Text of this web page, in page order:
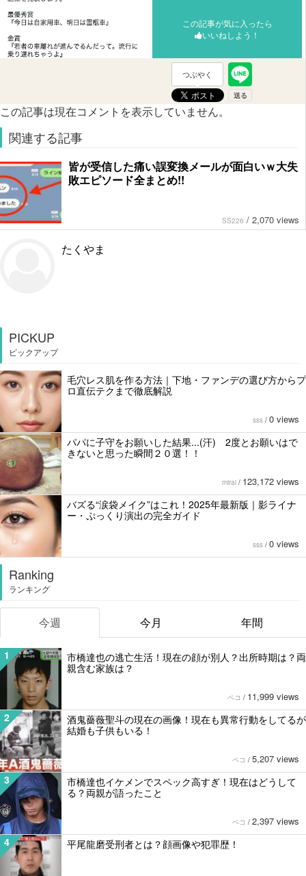
この記事が気に入ったら
いいねしよう！
つぶやく
この記事は現在コメントを表示していません。
関連する記事
皆が受信した痛い誤変換メールが面白いｗ大失
敗エピソード全まとめ!!
SS226 / 2,070 views
たくやま
PICKUP
ピックアップ
毛穴レス肌を作る方法｜下地・ファンデの選び方からプ
ロ直伝テクまで徹底解説
sss / 0 views
パパに子守をお願いした結果...(汗) 2度とお願いはで
きないと思った瞬間２０選！！
mirai / 123,172 views
バズる“涙袋メイク”はこれ！2025年最新版｜影ライナ
ー・ぷっくり演出の完全ガイド
sss / 0 views
Ranking
ランキング
今週 今月 年間
1
市橋達也の逃亡生活！現在の顔が別人？出所時期は？両
親含む家族は？
ペコ / 11,999 views
2
酒鬼薔薇聖斗の現在の画像！現在も異常行動をしてるが
結婚も子供もいる！
ペコ / 5,207 views
3
市橋達也イケメンでスペック高すぎ！現在はどうして
る？両親が語ったこと
ペコ / 2,397 views
4 平尾龍磨受刑者とは？顔画像や犯罪歴！